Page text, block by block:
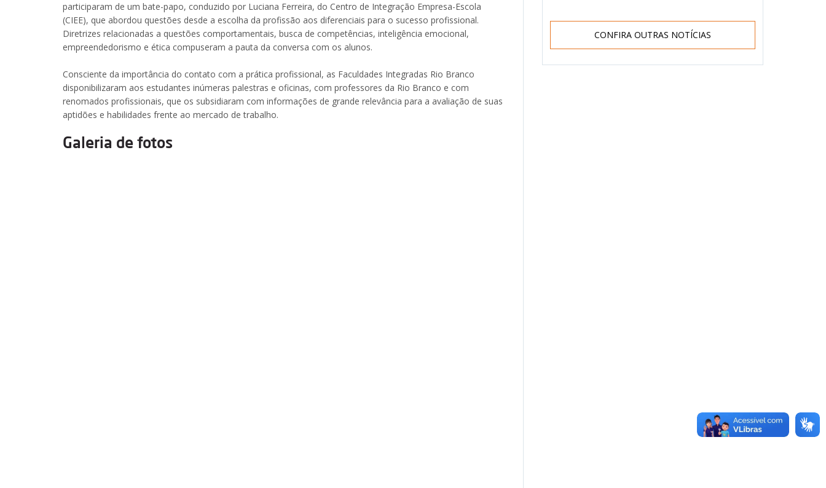
participaram de um bate-papo, conduzido por Luciana Ferreira, do Centro de Integração Empresa-Escola
(CIEE), que abordou questões desde a escolha da profissão aos diferenciais para o sucesso profissional.
Diretrizes relacionadas a questões comportamentais, busca de competências, inteligência emocional,
empreendedorismo e ética compuseram a pauta da conversa com os alunos.
Consciente da importância do contato com a prática profissional, as Faculdades Integradas Rio Branco
disponibilizaram aos estudantes inúmeras palestras e oficinas, com professores da Rio Branco e com
renomados profissionais, que os subsidiaram com informações de grande relevância para a avaliação de suas
aptidões e habilidades frente ao mercado de trabalho.
Galeria de fotos
CONFIRA OUTRAS NOTÍCIAS